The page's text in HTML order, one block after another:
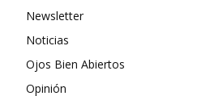
Newsletter
Noticias
Ojos Bien Abiertos
Opinión